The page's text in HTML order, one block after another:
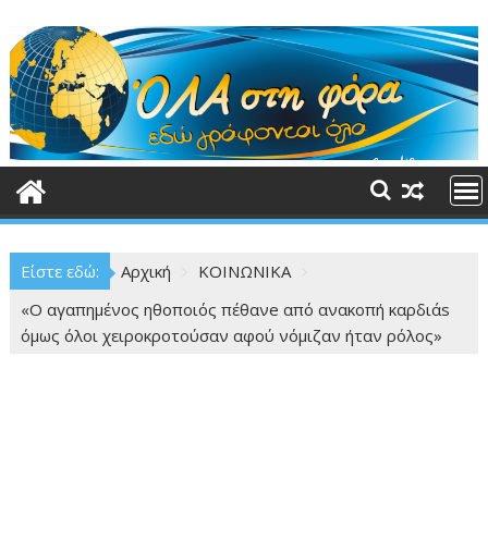
στο
περιεχόμενο
Είστε εδώ: Αρχική
ΚΟΙΝΩΝΙΚΑ
«Ο αγαπημένος ηθοποιός πέθανe από ανακοπή καρδιάs
όμως όλοι χειροκροτούσαν αφού νόμιζαν ήταν ρόλος»